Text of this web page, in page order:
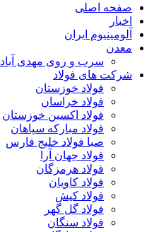
صفحه اصلی
اخبار
آلومینیوم ایران
معدن
سرب و روی مهدی آباد
شرکت های فولاد
فولاد خوزستان
فولاد خراسان
فولاد اکسین خوزستان
فولاد مبارکه سپاهان
صبا فولاد خلیج فارس
فولاد جهان آرا
فولاد هرمزگان
فولاد کاویان
فولاد کیش
فولاد گل گهر
فولاد سنگان